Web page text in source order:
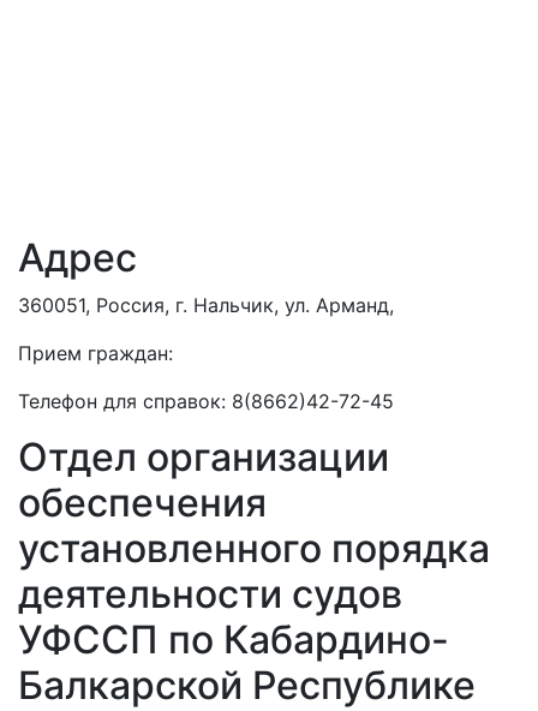
Адрес
360051, Россия, г. Нальчик, ул. Арманд,
Прием граждан:
Телефон для справок: 8(8662)42-72-45
Отдел организации
обеспечения
установленного порядка
деятельности судов
УФССП по Кабардино-
Балкарской Республике